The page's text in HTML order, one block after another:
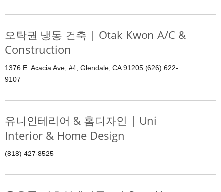
오탁권 냉동 건축 | Otak Kwon A/C &
Construction
1376 E. Acacia Ave, #4, Glendale, CA 91205 (626) 622-
9107
유니인테리어 & 홈디자인 | Uni
Interior & Home Design
(818) 427-8525